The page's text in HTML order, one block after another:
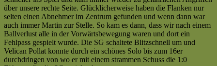
über unsere rechte Seite. Glücklicherweise haben die Flanken nur
selten einen Abnehmer im Zentrum gefunden und wenn dann war
auch immer Martin zur Stelle. So kam es dann, dass wir nach einem
Ballverlust alle in der Vorwärtsbewegung waren und dort ein
Fehlpass gespielt wurde. Die SG schaltete Blitzschnell um und
Velican Pollat konnte durch ein schönes Solo bis zum 16er
durchdringen von wo er mit einem strammen Schuss die 1:0